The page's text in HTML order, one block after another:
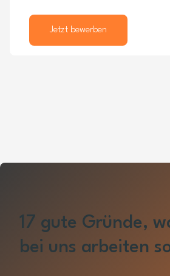
Jetzt bewerben
17 gute Gründe,
bei uns arbeiten